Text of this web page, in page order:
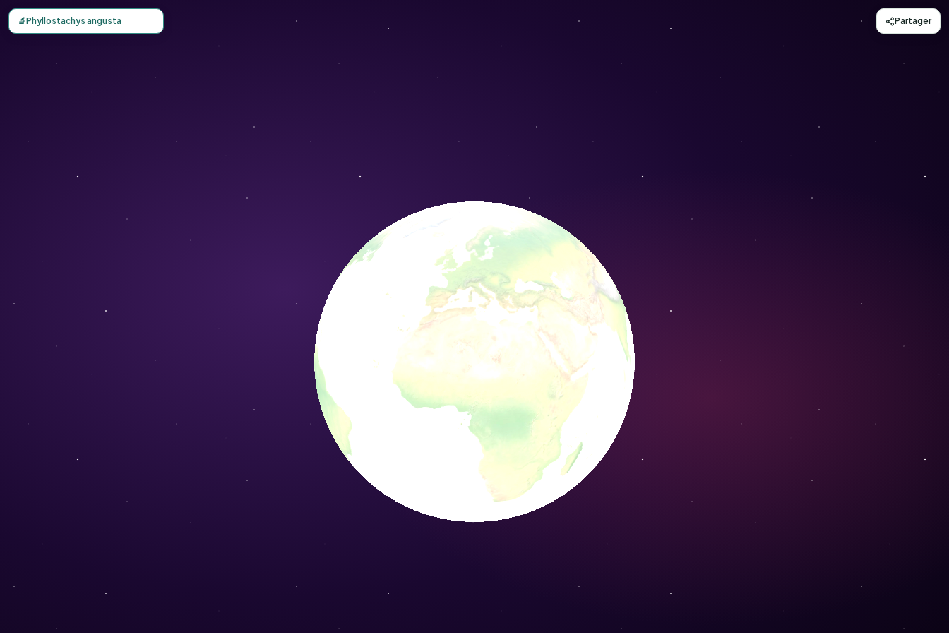
Carte d'observation du Phyllostachys angusta (Phyllostachys angusta) - Conservation Nature
🔬Phyllostachys angusta Partager